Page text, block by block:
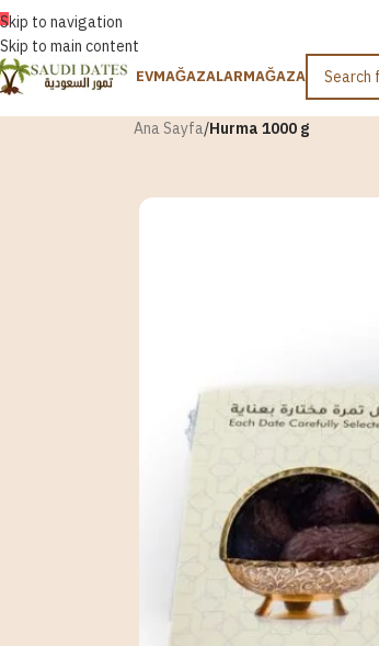
Skip to navigation
Skip to main content
TÜRKÇE
EVMAĞAZALARMAĞAZA
Ana Sayfa/Hurma 1000 g